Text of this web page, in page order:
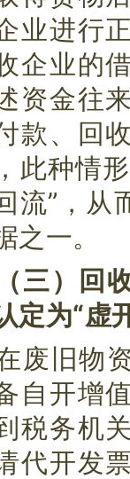
业进行
企业的
资金往
款、回
此种情
流”，从
之一。
（三）回
定为“虚
废旧物
自开增
税务机
代开发